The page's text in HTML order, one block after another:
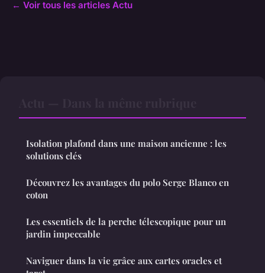
← Voir tous les articles Actu
Isolation plafond dans une maison ancienne : les
solutions clés
Découvrez les avantages du polo Serge Blanco en
coton
Les essentiels de la perche télescopique pour un
jardin impeccable
Naviguer dans la vie grâce aux cartes oracles et